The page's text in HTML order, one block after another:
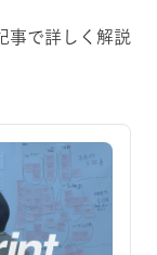
事で詳しく解説